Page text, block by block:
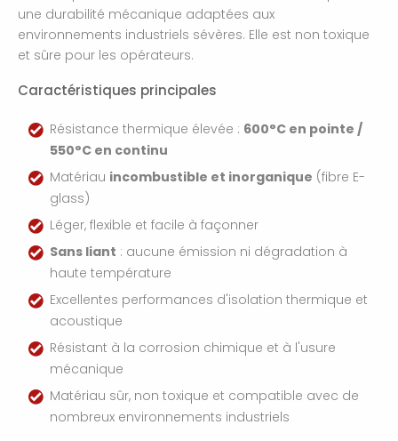
une durabilité mécanique adaptées aux
environnements industriels sévères. Elle est non toxique
et sûre pour les opérateurs.
Caractéristiques principales
Résistance thermique élevée : 600°C en pointe /
550°C en continu
Matériau incombustible et inorganique (fibre E-
glass)
Léger, flexible et facile à façonner
Sans liant : aucune émission ni dégradation à
haute température
Excellentes performances d'isolation thermique et
acoustique
Résistant à la corrosion chimique et à l'usure
mécanique
Matériau sûr, non toxique et compatible avec de
nombreux environnements industriels